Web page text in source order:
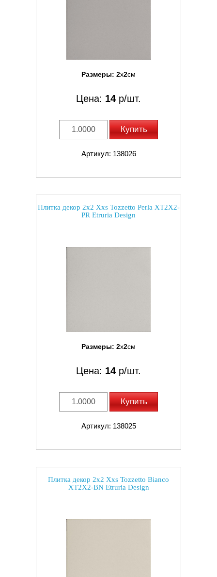
Размеры: 2x2см
Цена: 14 р/шт.
Купить
Артикул: 138026
Плитка декор 2x2 Xxs Tozzetto Perla XT2X2-
PR Etruria Design
Размеры: 2x2см
Цена: 14 р/шт.
Купить
Артикул: 138025
Плитка декор 2x2 Xxs Tozzetto Bianco
XT2X2-BN Etruria Design